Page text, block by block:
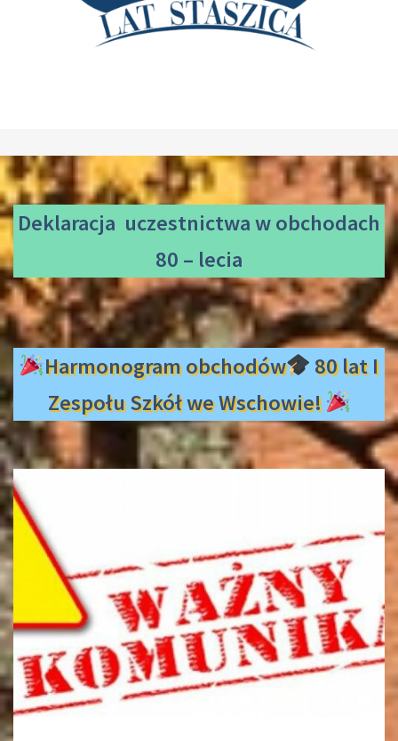
Deklaracja uczestnictwaw obchodach
80 – lecia
Harmonogram obchodów
80 lat I
Zespołu Szkół we Wschowie!